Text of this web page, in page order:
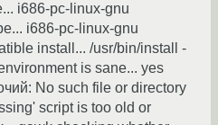
i686-pc-linux-gnu
i686-pc-linux-gnu
install... /usr/bin/install -
is sane... yes
No such file or directory
script is too old or